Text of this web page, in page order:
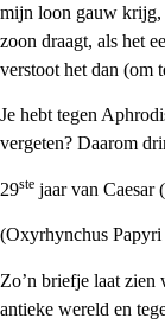
mijn loon gauw krijg,
zoon draagt, als het
verstoot het dan (om
Je hebt tegen
vergeten? Daarom
29ste jaar van Caesar
(Oxyrhynchus
Zo’n briefje laat zien
antieke wereld en